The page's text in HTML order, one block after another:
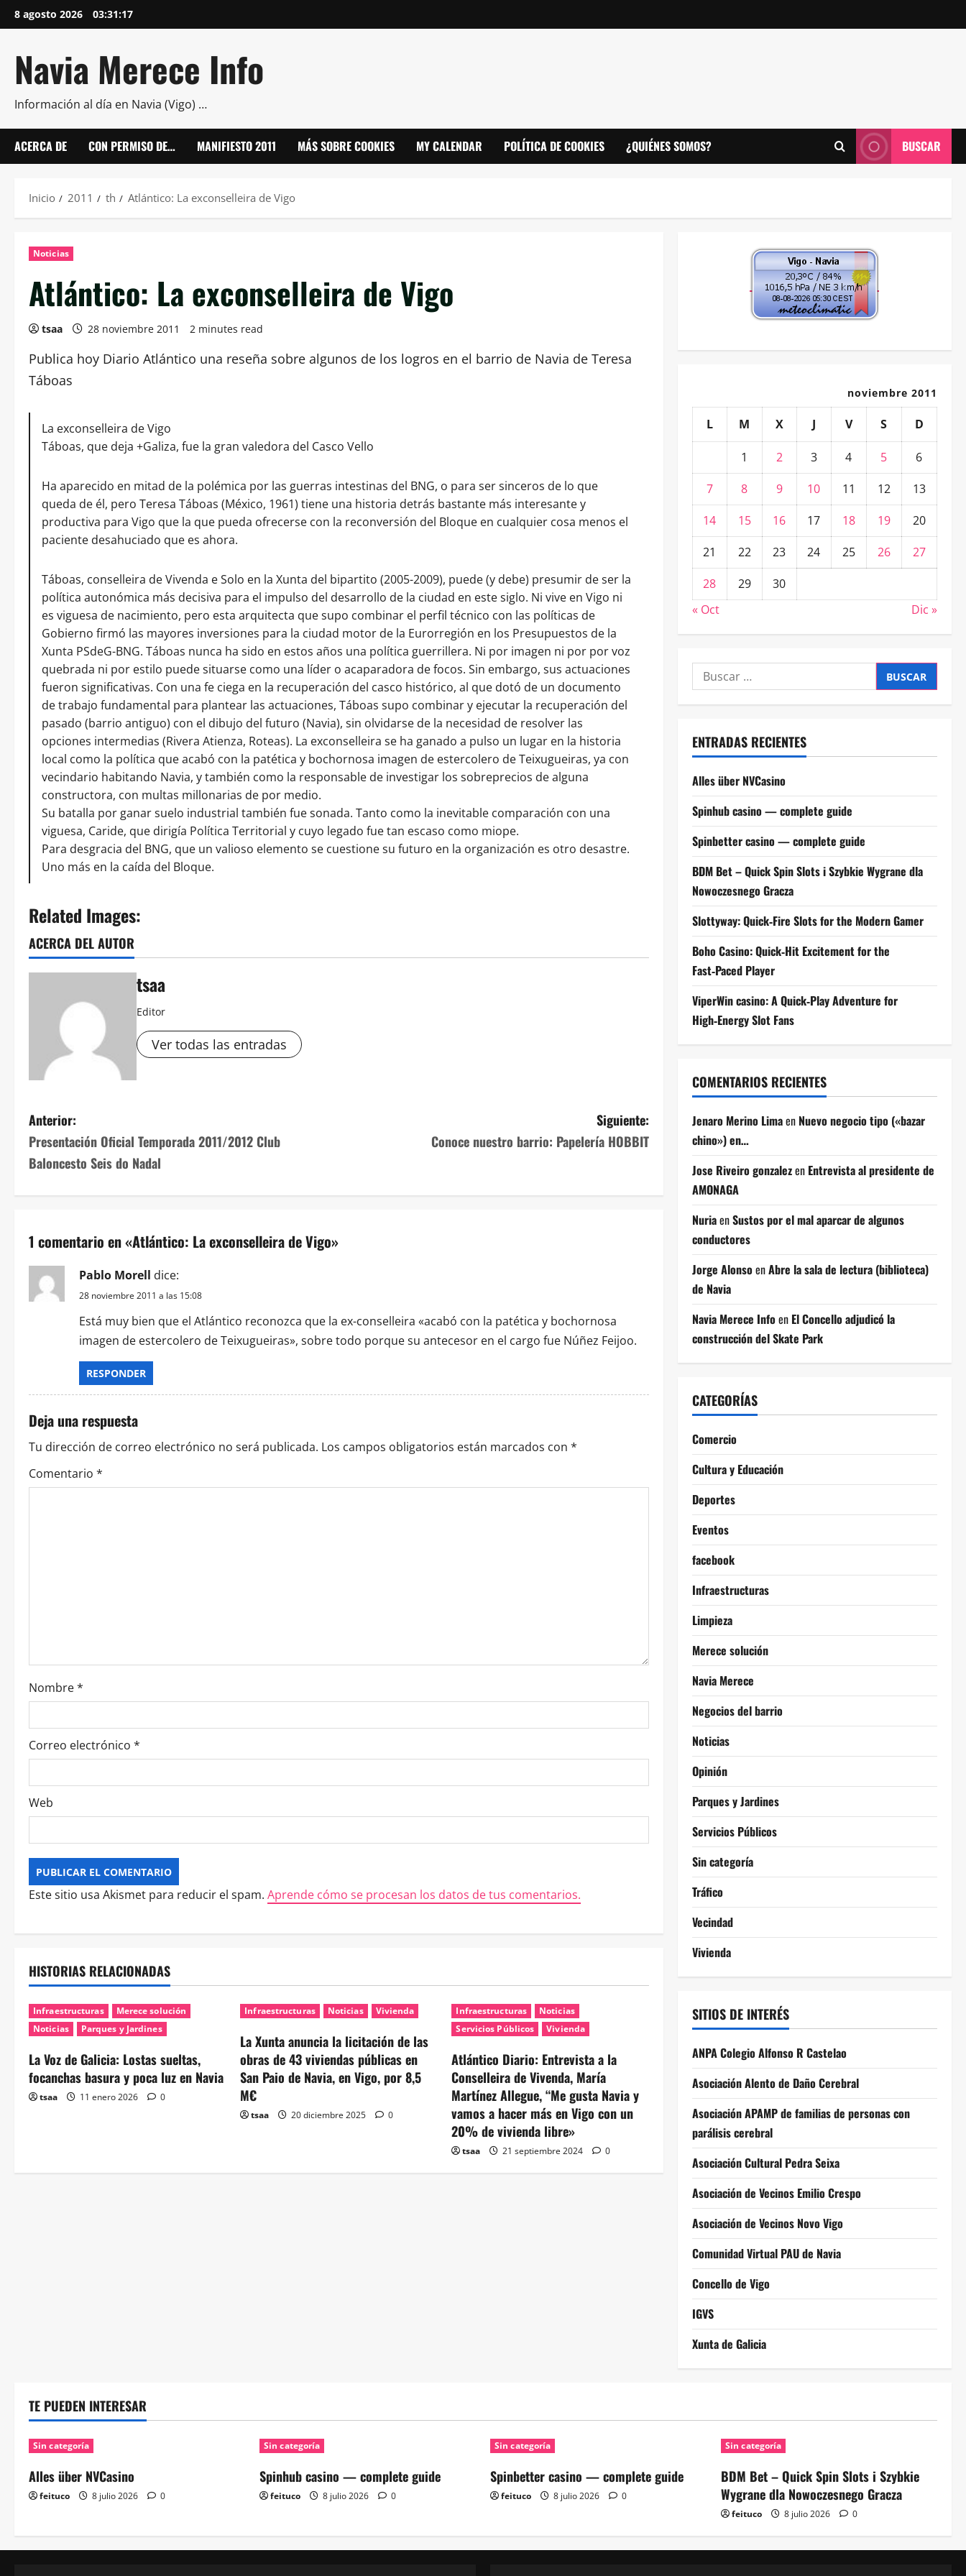
Saltar
al
8 agosto 2026 03:31:17
Navia Merece Info
Información al día en Navia (Vigo) …
ACERCA DE CON PERMISO DE… MANIFIESTO 2011 MÁS SOBRE COOKIES MY CALENDAR POLÍTICA DE COOKIES ¿QUIÉNES SOMOS? BUSCAR
Inicio 2011 th Atlántico: La exconselleira de Vigo
Noticias
Atlántico: La exconselleira de Vigo
tsaa 28 noviembre 2011 2 minutes read
Publica hoy Diario Atlántico una reseña sobre algunos de los logros en el barrio de Navia de Teresa
Táboas
La exconselleira de Vigo
Táboas, que deja +Galiza, fue la gran valedora del Casco Vello
Ha aparecido en mitad de la polémica por las guerras intestinas del BNG, o para ser sinceros de lo que
queda de él, pero Teresa Táboas (México, 1961) tiene una historia detrás bastante más interesante y
productiva para Vigo que la que pueda ofrecerse con la reconversión del Bloque en cualquier cosa menos el
paciente desahuciado que es ahora.
Táboas, conselleira de Vivenda e Solo en la Xunta del bipartito (2005-2009), puede (y debe) presumir de ser la
política autonómica más decisiva para el impulso del desarrollo de la ciudad en este siglo. Ni vive en Vigo ni
es viguesa de nacimiento, pero esta arquitecta que supo combinar el perfil técnico con las políticas de
Gobierno firmó las mayores inversiones para la ciudad motor de la Eurorregión en los Presupuestos de la
Xunta PSdeG-BNG. Táboas nunca ha sido en estos años una política guerrillera. Ni por imagen ni por por voz
quebrada ni por estilo puede situarse como una líder o acaparadora de focos. Sin embargo, sus actuaciones
fueron significativas. Con una fe ciega en la recuperación del casco histórico, al que dotó de un documento
de trabajo fundamental para plantear las actuaciones, Táboas supo combinar y ejecutar la recuperación del
pasado (barrio antiguo) con el dibujo del futuro (Navia), sin olvidarse de la necesidad de resolver las
opciones intermedias (Rivera Atienza, Roteas). La exconselleira se ha ganado a pulso un lugar en la historia
local como la política que acabó con la patética y bochornosa imagen de estercolero de Teixugueiras, ya con
vecindario habitando Navia, y también como la responsable de investigar los sobreprecios de alguna
constructora, con multas millonarias de por medio.
Su batalla por ganar suelo industrial también fue sonada. Tanto como la inevitable comparación con una
viguesa, Caride, que dirigía Política Territorial y cuyo legado fue tan escaso como miope.
Para desgracia del BNG, que un valioso elemento se cuestione su futuro en la organización es otro desastre.
Uno más en la caída del Bloque.
Related Images:
ACERCA DEL AUTOR
tsaa
Editor
Ver todas las entradas
Navegación
de
Anterior:
Presentación Oficial Temporada 2011/2012 Club
Baloncesto Seis do Nadal
Siguiente:
Conoce nuestro barrio: Papelería HOBBIT
1 comentario en «Atlántico: La exconselleira de Vigo»
Pablo Morell dice:
28 noviembre 2011 a las 15:08
Está muy bien que el Atlántico reconozca que la ex-conselleira «acabó con la patética y bochornosa
imagen de estercolero de Teixugueiras», sobre todo porque su antecesor en el cargo fue Núñez Feijoo.
RESPONDER
Deja una respuesta
Tu dirección de correo electrónico no será publicada. Los campos obligatorios están marcados con *
Comentario *
Nombre*
Correo electrónico *
Web
Este sitio usa Akismet para reducir el spam. Aprende cómo se procesan los datos de tus comentarios.
HISTORIAS RELACIONADAS
Infraestructuras
Merece solución
Noticias
Parques y Jardines
La Voz de Galicia: Lostas sueltas,
focanchas basura y poca luz en Navia
tsaa 11 enero 2026 0
Infraestructuras Noticias Vivienda
La Xunta anuncia la licitación de las
obras de 43 viviendas públicas en
San Paio de Navia, en Vigo, por 8,5
M€
tsaa 20 diciembre 2025 0
Infraestructuras
Noticias
Servicios Públicos
Vivienda
Atlántico Diario: Entrevista a la
Conselleira de Vivenda, María
Martínez Allegue, “Me gusta Navia y
vamos a hacer más en Vigo con un
20% de vivienda libre»
tsaa 21 septiembre 2024 0
noviembre 2011
L M X J V S D
1 2 3 4 5
6
7
8 9 10 11 12
13
14
15 16 17 18 19
20
21
22 23 24 25 26
27
28
29
30
« Oct
Dic »
Buscar:
ENTRADAS RECIENTES
Alles über NVCasino
Spinhub casino — complete guide
Spinbetter casino — complete guide
BDM Bet – Quick Spin Slots i Szybkie Wygrane dla
Nowoczesnego Gracza
Slottyway: Quick‑Fire Slots for the Modern Gamer
Boho Casino: Quick‑Hit Excitement for the
Fast‑Paced Player
ViperWin casino: A Quick‑Play Adventure for
High‑Energy Slot Fans
COMENTARIOS RECIENTES
Jenaro Merino Limaen Nuevo negocio tipo («bazar
chino») en…
Jose Riveiro gonzalezen Entrevista al presidente de
AMONAGA
NuriaenSustos por el mal aparcar de algunos
conductores
Jorge AlonsoenAbre la sala de lectura (biblioteca)
de Navia
Navia Merece Infoen El Concello adjudicó la
construcción del Skate Park
CATEGORÍAS
Comercio
Cultura y Educación
Deportes
Eventos
facebook
Infraestructuras
Limpieza
Merece solución
Navia Merece
Negocios del barrio
Noticias
Opinión
Parques y Jardines
Servicios Públicos
Sin categoría
Tráfico
Vecindad
Vivienda
SITIOS DE INTERÉS
ANPA Colegio Alfonso R Castelao
Asociación Alento de Daño Cerebral
Asociación APAMP de familias de personas con
parálisis cerebral
Asociación Cultural Pedra Seixa
Asociación de Vecinos Emilio Crespo
Asociación de Vecinos Novo Vigo
Comunidad Virtual PAU de Navia
Concello de Vigo
IGVS
Xunta de Galicia
TE PUEDEN INTERESAR
Sin categoría
Alles über NVCasino
feituco 8 julio 2026 0
Sin categoría
Spinhub casino — complete guide
feituco 8 julio 2026 0
Sin categoría
Spinbetter casino — complete guide
feituco 8 julio 2026 0
Sin categoría
BDM Bet – Quick Spin Slots i Szybkie
Wygrane dla Nowoczesnego Gracza
feituco 8 julio 2026 0